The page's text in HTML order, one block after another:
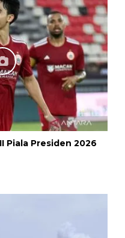
Piala Presiden 2026